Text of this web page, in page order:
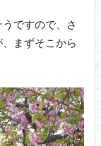
ですので、さ
まずそこから